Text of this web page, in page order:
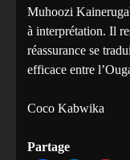
Muhoozi
à interprétation. Il
réassurance se
efficace entre
Coco Kabwika
Partage